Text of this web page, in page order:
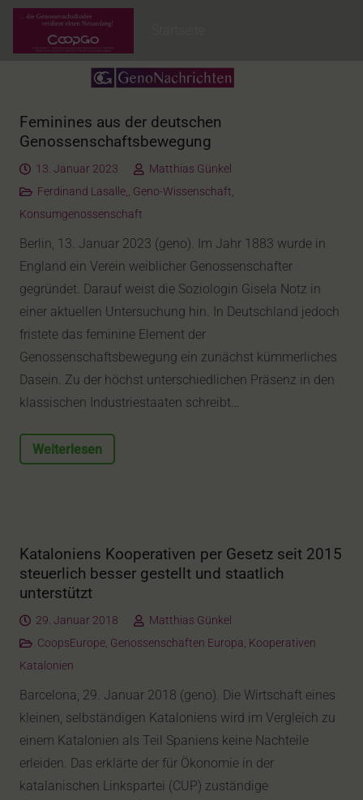
Feminines aus der deutschen
Genossenschaftsbewegung
13. Januar 2023
Matthias Günkel
Ferdinand Lasalle,, Geno-Wissenschaft,
Konsumgenossenschaft
Berlin, 13. Januar 2023 (geno). Im Jahr 1883 wurde in
England ein Verein weiblicher Genossenschafter
gegründet. Darauf weist die Soziologin Gisela Notz in
einer aktuellen Untersuchung hin. In Deutschland jedoch
fristete das feminine Element der
Genossenschaftsbewegung ein zunächst kümmerliches
Dasein. Zu der höchst unterschiedlichen Präsenz in den
klassischen Industriestaaten schreibt…
Weiterlesen
Kataloniens Kooperativen per Gesetz seit 2015
steuerlich besser gestellt und staatlich
unterstützt
29. Januar 2018
Matthias Günkel
CoopsEurope, Genossenschaften Europa, Kooperativen
Katalonien
Barcelona, 29. Januar 2018 (geno). Die Wirtschaft eines
kleinen, selbständigen Kataloniens wird im Vergleich zu
einem Katalonien als Teil Spaniens keine Nachteile
erleiden. Das erklärte der für Ökonomie in der
katalanischen Linkspartei (CUP) zuständige